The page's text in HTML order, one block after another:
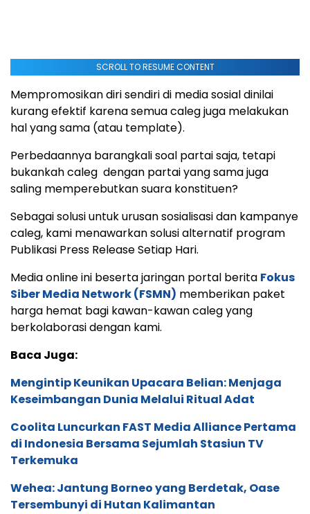
SCROLL TO RESUME CONTENT
Mempromosikan diri sendiri di media sosial dinilai
kurang efektif karena semua caleg juga melakukan
hal yang sama (atau template).
Perbedaannya barangkali soal partai saja, tetapi
bukankah caleg dengan partai yang sama juga
saling memperebutkan suara konstituen?
Sebagai solusi untuk urusan sosialisasi dan kampanye
caleg, kami menawarkan solusi alternatif program
Publikasi Press Release Setiap Hari.
Media online ini beserta jaringan portal berita Fokus
Siber Media Network (FSMN) memberikan paket
harga hemat bagi kawan-kawan caleg yang
berkolaborasi dengan kami.
Baca Juga:
Mengintip Keunikan Upacara Belian: Menjaga
Keseimbangan Dunia Melalui Ritual Adat
Coolita Luncurkan FAST Media Alliance Pertama
di Indonesia Bersama Sejumlah Stasiun TV
Terkemuka
Wehea: Jantung Borneo yang Berdetak, Oase
Tersembunyi di Hutan Kalimantan